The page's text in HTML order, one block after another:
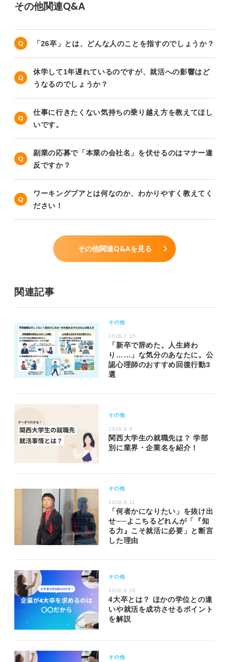
その他関連Q&A
「26卒」とは、どんな人のことを指すのでしょうか？
休学して1年遅れているのですが、就活への影響はど
うなるのでしょうか？
仕事に行きたくない気持ちの乗り越え方を教えてほし
いです。
副業の応募で「本業の会社名」を伏せるのはマナー違
反ですか？
ワーキングプアとは何なのか、わかりやすく教えてく
ださい！
その他関連Q&Aを見る
関連記事
その他
2026.7.15
「新卒で辞めた。人生終わ
り……」な気分のあなたに。公
認心理師のおすすめ回復行動3
選
その他
2026.8.6
関西大学生の就職先は？ 学部
別に業界・企業名を紹介！
その他
2026.6.11
「何者かになりたい」を抜け出
せ──よこちるどれんが「『知
る力』こそ就活に必要」と断言
した理由
その他
2026.6.16
4大卒とは？ ほかの学位との違
いや就活を成功させるポイント
を解説
その他